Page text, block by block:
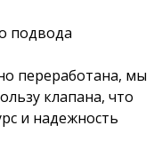
подвода
переработана, мы
клапана, что
и надежность